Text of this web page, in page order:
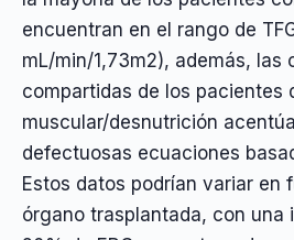
encuentran en el rango de
mL/min/1,73m2), además, las
compartidas de los pacientes
muscular/desnutrición
defectuosas ecuaciones
Estos datos podrían variar en
órgano trasplantada, con una